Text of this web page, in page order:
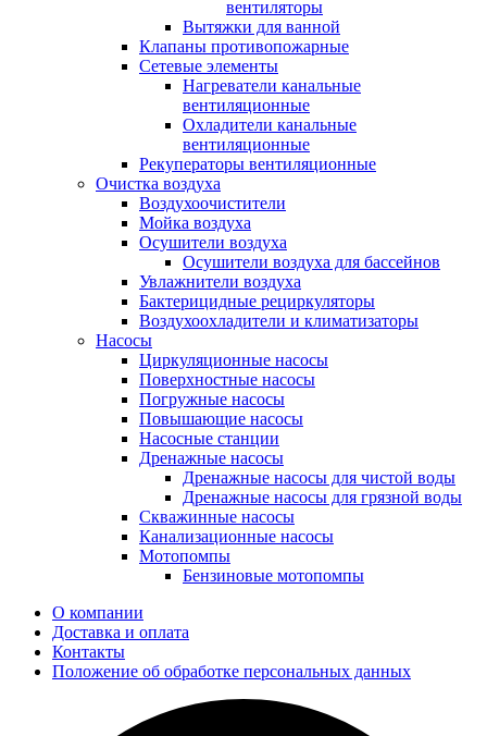
вентиляторы
Вытяжки для ванной
Клапаны противопожарные
Сетевые элементы
Нагреватели канальные
вентиляционные
Охладители канальные
вентиляционные
Рекуператоры вентиляционные
Очистка воздуха
Воздухоочистители
Мойка воздуха
Осушители воздуха
Осушители воздуха для бассейнов
Увлажнители воздуха
Бактерицидные рециркуляторы
Воздухоохладители и климатизаторы
Насосы
Циркуляционные насосы
Поверхностные насосы
Погружные насосы
Повышающие насосы
Насосные станции
Дренажные насосы
Дренажные насосы для чистой воды
Дренажные насосы для грязной воды
Скважинные насосы
Канализационные насосы
Мотопомпы
Бензиновые мотопомпы
О компании
Доставка и оплата
Контакты
Положение об обработке персональных данных